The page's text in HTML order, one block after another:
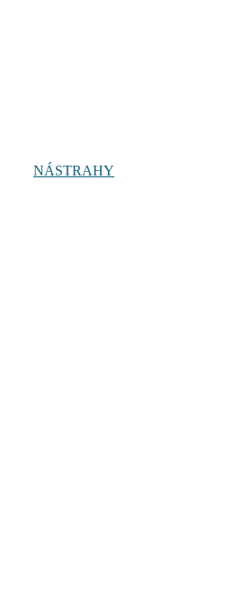
NÁSTRAHY